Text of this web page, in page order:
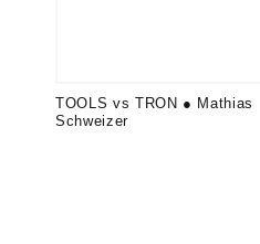
TOOLS vs TRON ● Mathias
Schweizer